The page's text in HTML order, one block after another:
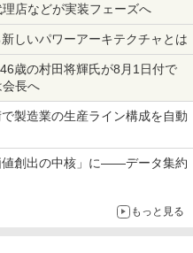
店などが実装フェーズへ
しいパワーアーキテクチャとは
歳の村田将輝氏が8月1日付で
長へ
製造業の生産ライン構成を自動
値創出の中核」に――データ集約
もっと見る